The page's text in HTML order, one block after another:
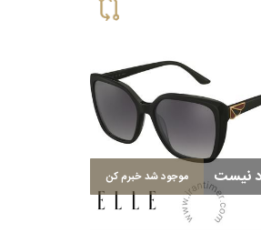
نیست موجود شد خبرم کن